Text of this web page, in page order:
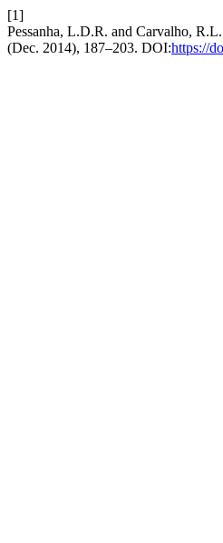
[1]
Pessanha, L.D.R. and Carvalho,
(Dec. 2014), 187–203. DOI:https://